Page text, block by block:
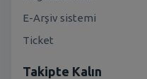
E-Arşiv sistemi
Ticket
Takipte Kalın